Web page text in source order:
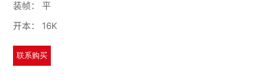
装帧：
平
开本：
16K
联系购买